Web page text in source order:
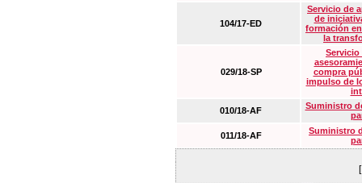
104/17-ED
Servicio de
de
formación
la
029/18-SP
Servicio
compra
impulso de
010/18-AF
Suministro
011/18-AF
Suministro